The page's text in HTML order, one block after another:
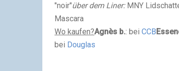
"noir"über dem Liner:MNY
Mascara
Wo kaufen?Agnès b.: bei CCB
bei Douglas